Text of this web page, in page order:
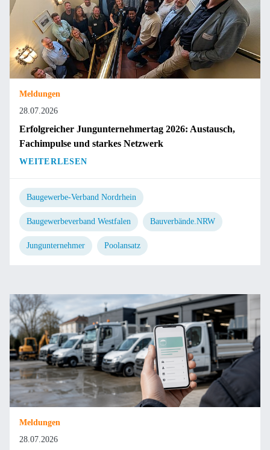
Meldungen
28.07.2026
Erfolgreicher Jungunternehmertag 2026: Austausch,
Fachimpulse und starkes Netzwerk
WEITERLESEN
Baugewerbe-Verband Nordrhein
Baugewerbeverband Westfalen Bauverbände.NRW
Jungunternehmer Poolansatz
Meldungen
28.07.2026